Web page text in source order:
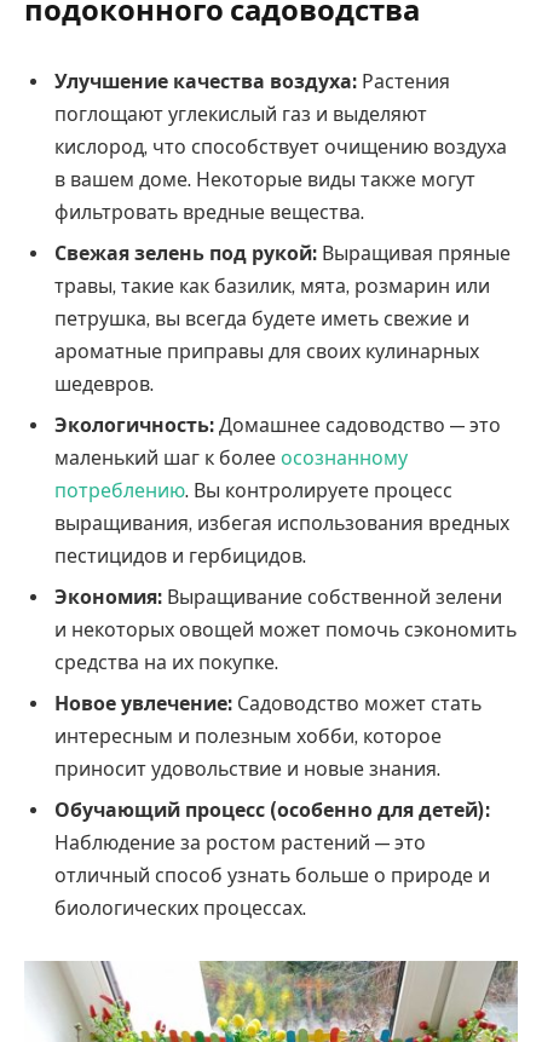
подоконного садоводства
Улучшение качества воздуха: Растения
поглощают углекислый газ и выделяют
кислород, что способствует очищению воздуха
в вашем доме. Некоторые виды также могут
фильтровать вредные вещества.
Свежая зелень под рукой: Выращивая пряные
травы, такие как базилик, мята, розмарин или
петрушка, вы всегда будете иметь свежие и
ароматные приправы для своих кулинарных
шедевров.
Экологичность: Домашнее садоводство — это
маленький шаг к более осознанному
потреблению. Вы контролируете процесс
выращивания, избегая использования вредных
пестицидов и гербицидов.
Экономия: Выращивание собственной зелени
и некоторых овощей может помочь сэкономить
средства на их покупке.
Новое увлечение: Садоводство может стать
интересным и полезным хобби, которое
приносит удовольствие и новые знания.
Обучающий процесс (особенно для детей):
Наблюдение за ростом растений — это
отличный способ узнать больше о природе и
биологических процессах.